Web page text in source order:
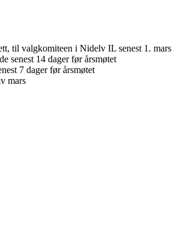
til valgkomiteen i Nidelv IL senest 1. mars
senest 14 dager før årsmøtet
7 dager før årsmøtet
mars